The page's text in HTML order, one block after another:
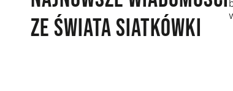
ZE ŚWIATA SIATKÓWKI